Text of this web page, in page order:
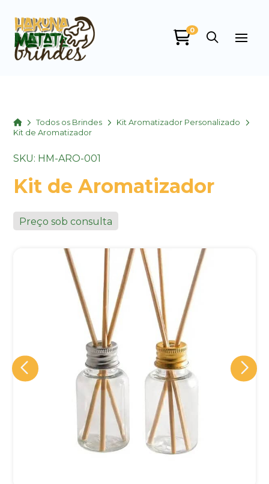
0
HomeTodos os Brindes
Kit Aromatizador Personalizado
Kit de Aromatizador
SKU: HM-ARO-001
Kit de Aromatizador
Preço sob consulta